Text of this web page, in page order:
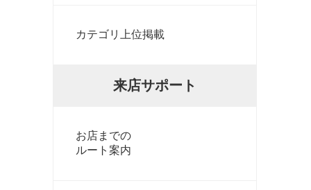
カテゴリ上位掲載
来店サポート
お店までの
ルート案内